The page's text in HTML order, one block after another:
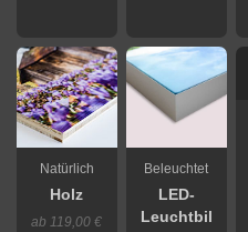
Natürlich
Holz
ab 119,00 €
Beleuchtet
LED-
Leuchtbil